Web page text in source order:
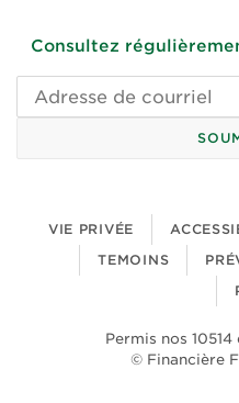
Consultez
Adresse
de
VIE PRIVÉE
TEMOINS
Permis nos 10514
© Financière